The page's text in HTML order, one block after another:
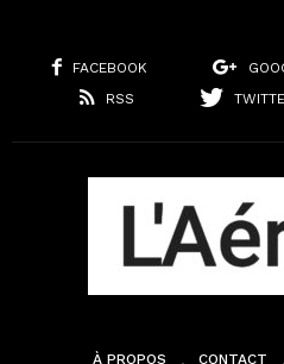
FACEBOOK
RSS
À PROPOS CONTACT